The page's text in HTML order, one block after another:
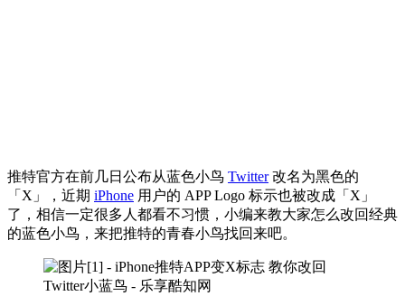
推特官方在前几日公布从蓝色小鸟 Twitter改名为黑色的
「X」，近期 iPhone 用户的 APP Logo 标示也被改成「X」
了，相信一定很多人都看不习惯，小编来教大家怎么改回经典
的蓝色小鸟，来把推特的青春小鸟找回来吧。